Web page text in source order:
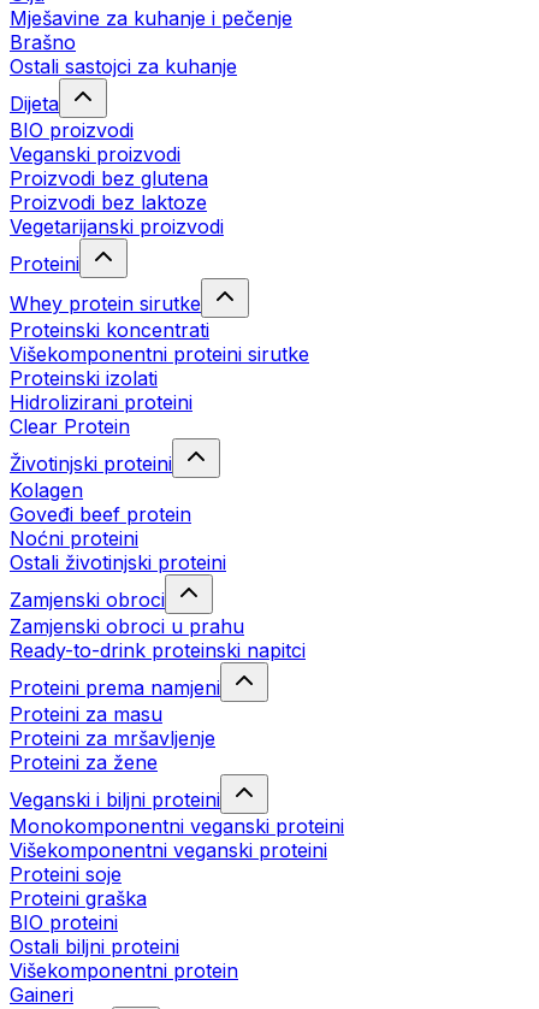
Mješavine za kuhanje i pečenje
Brašno
Ostali sastojci za kuhanje
Dijeta
BIO proizvodi
Veganski proizvodi
Proizvodi bez glutena
Proizvodi bez laktoze
Vegetarijanski proizvodi
Proteini
Whey protein sirutke
Proteinski koncentrati
Višekomponentni proteini sirutke
Proteinski izolati
Hidrolizirani proteini
Clear Protein
Životinjski proteini
Kolagen
Goveđi beef protein
Noćni proteini
Ostali životinjski proteini
Zamjenski obroci
Zamjenski obroci u prahu
Ready-to-drink proteinski napitci
Proteini prema namjeni
Proteini za masu
Proteini za mršavljenje
Proteini za žene
Veganski i biljni proteini
Monokomponentni veganski proteini
Višekomponentni veganski proteini
Proteini soje
Proteini graška
BIO proteini
Ostali biljni proteini
Višekomponentni protein
Gaineri